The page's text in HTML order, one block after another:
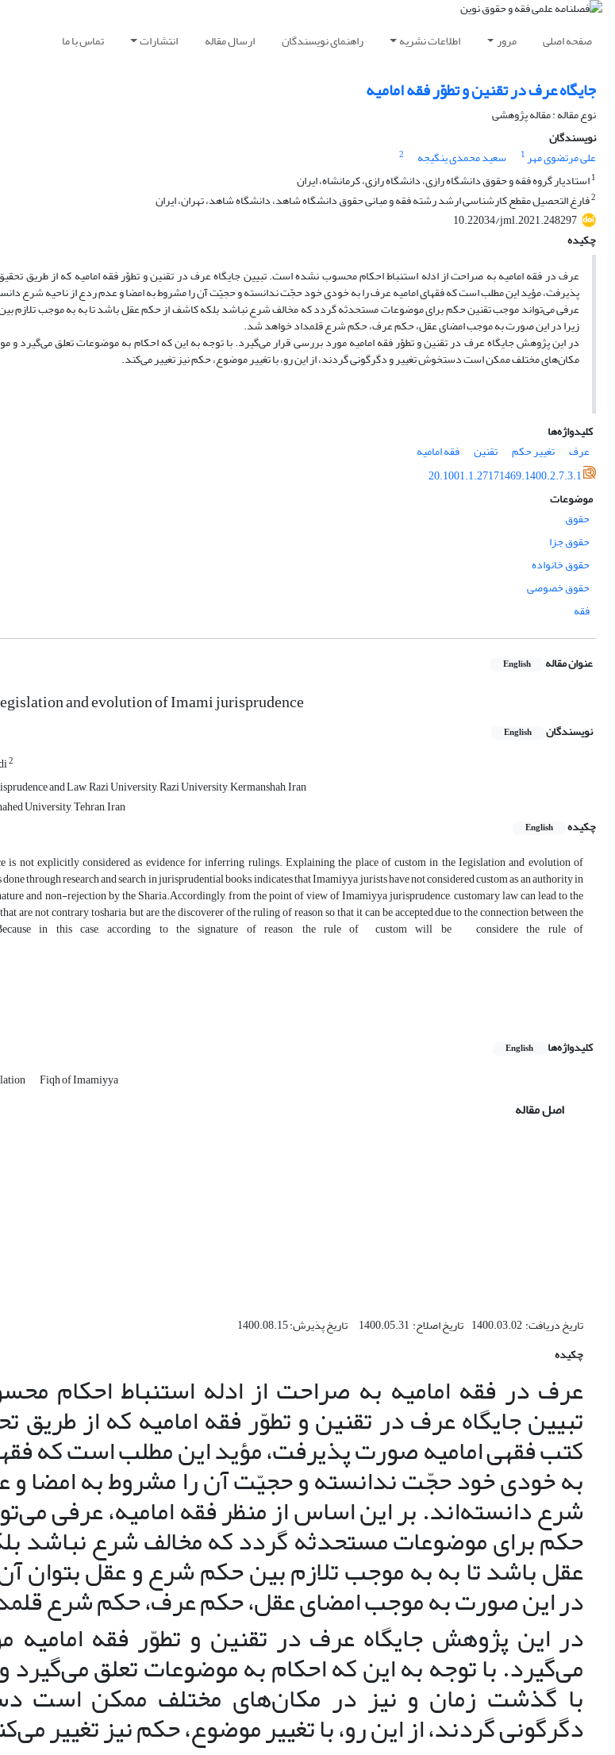
صفحه اصلی مرور اطلاعات نشریه راهنمای نویسندگان ارسال مقاله انتشارات تماس با ما
جایگاه عرف در تقنین و تطوّر فقه امامیه
نوع مقاله : مقاله پژوهشی
نویسندگان
علی مرتضوی مهر1 سعید محمدی ینگیجه
2
1استادیار گروه فقه و حقوق دانشگاه رازی، دانشگاه رازی، کرمانشاه، ایران
2فارغ التحصیل مقطع کارشناسی ارشد رشته فقه و مبانی حقوق دانشگاه شاهد، دانشگاه شاهد، تهران، ایران
10.22034/jml.2021.248297
چکیده
عرف در فقه امامیه به صراحت از ادله استنباط احکام محسوب نشده است. تبیین جایگاه عرف در تقنین و تطوّر فقه امامیه که از طریق
پذیرفت، مؤید این مطلب است که فقهای امامیه عرف را به خودی خود حجّت ندانسته و حجیّت آن را مشروط به امضا و عدم ردع از ناحیه شرع
عرفی می‌تواند موجب تقنین حکم برای موضوعات مستحدثه گردد که مخالف شرع نباشد بلکه کاشف از حکم عقل باشد تا به به موجب تلازم
زیرا در این صورت به موجب امضای عقل، حکم عرف، حکم شرع قلمداد خواهد شد.
در این پژوهش جایگاه عرف در تقنین و تطوّر فقه امامیه مورد بررسی قرار می‌گیرد. با توجه به این که احکام به موضوعات تعلق می‌گیرد
مکان‌های مختلف ممکن است دستخوش تغییر و دگرگونی گردند، از این رو، با تغییر موضوع، حکم نیز تغییر می‌کند.
کلیدواژه‌ها
عرف
تغییر حکم تقنین
فقه امامیه
20.1001.1.27171469.1400.2.7.3.1
موضوعات
حقوق
حقوق جزا
حقوق خانواده
حقوق خصوصی
فقه
عنوان مقاله English
and evolution of Imami jurisprudence
نویسندگان English
2
and Law, Razi University, Razi University, Kermanshah, Iran
University, Tehran, Iran
چکیده
English
is not explicitly considered as evidence for inferring rulings. Explaining the place of custom in the Iegislation and evolution of
through research and search in jurisprudential books, indicates that Imamiyya jurists have not considered custom as an authority in
and non-rejection by the Sharia.Accordingly, from the point of view of Imamiyya jurisprudence, customary law can lead to the
are not contrary tosharia, but are the discoverer of the ruling of reason so that it can be accepted due to the connection between the
in this case, according to the signature of reason, the rule of custom will be considere the­ rule of
کلیدواژه‌ها English
Fiqh of Imamiyya
اصل مقاله
تاریخ دریافت: 1400.03.02 تاریخ اصلاح: 1400.05.31 تاریخ پذیرش: 1400.08.15
چکیده
عرف در فقه امامیه به صراحت از ادله استنباط احکام
تبیین جایگاه عرف در تقنین و تطوّر فقه امامیه که از
کتب فقهی امامیه صورت پذیرفت، مؤید این مطلب است که
به خودی خود حجّت ندانسته و حجیّت آن را مشروط به امضا و
شرع دانسته‌اند. بر این اساس از منظر فقه امامیه، عرفی
حکم برای موضوعات مستحدثه گردد که مخالف شرع نباشد
عقل باشد تا به به موجب تلازم بین حکم شرع و عقل بتوان
در این صورت به موجب امضای عقل، حکم عرف، حکم شرع
در این پژوهش جایگاه عرف در تقنین و تطوّر فقه امامیه
می‌گیرد. با توجه به این که احکام به موضوعات تعلق
با گذشت زمان و نیز در مکان‌های مختلف ممکن است
دگرگونی گردند، از این رو، با تغییر موضوع، حکم نیز تغییر